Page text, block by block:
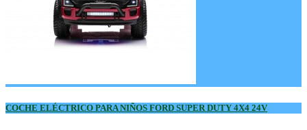
COCHE ELÉCTRICO PARA NIÑOS FORD SUPER DUTY 4X4 24V